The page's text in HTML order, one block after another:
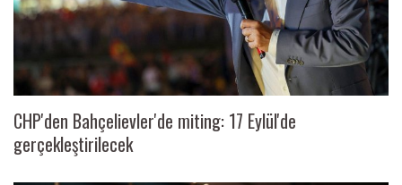
CHP'den Bahçelievler'de miting: 17 Eylül'de
gerçekleştirilecek